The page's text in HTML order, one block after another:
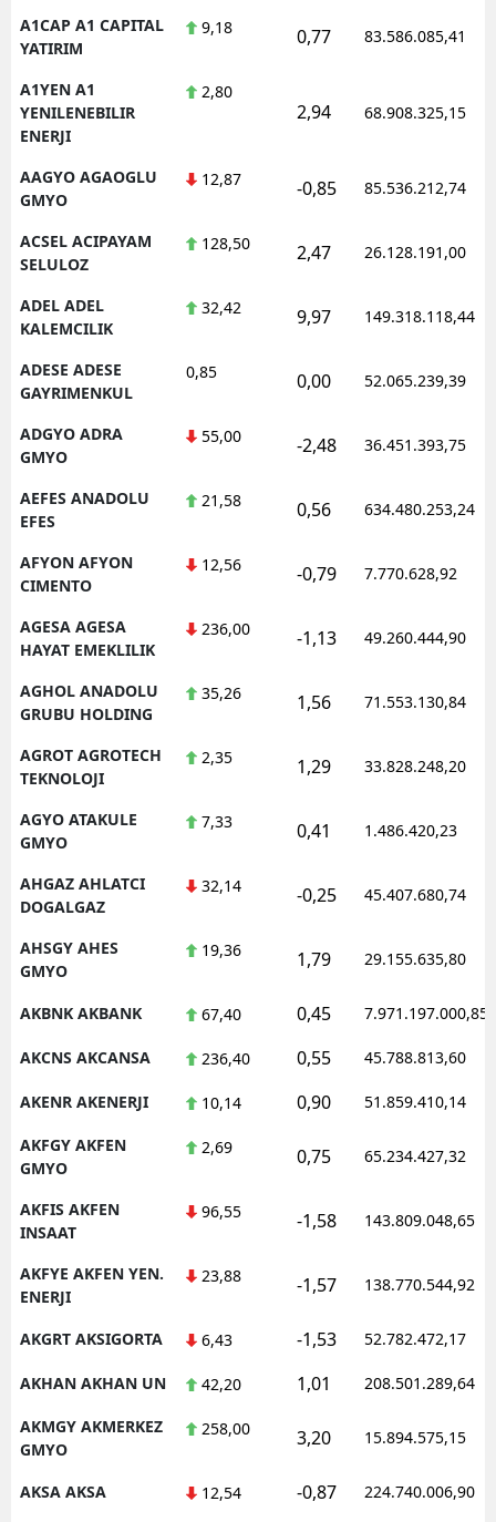
A1CAP A1 CAPITAL
YATIRIM
9,18 0,77 83.586.085,41
A1YEN A1
YENILENEBILIR
ENERJI
2,80
2,94 68.908.325,15
AAGYO AGAOGLU
GMYO
12,87 -0,85 85.536.212,74
ACSEL ACIPAYAM
SELULOZ
128,50 2,47 26.128.191,00
ADEL ADEL
KALEMCILIK
32,42 9,97 149.318.118,44
ADESE ADESE
GAYRIMENKUL
0,85 0,00 52.065.239,39
ADGYO ADRA
GMYO
55,00 -2,48 36.451.393,75
AEFES ANADOLU
EFES
21,58 0,56 634.480.253,24
AFYON AFYON
CIMENTO
12,56 -0,79 7.770.628,92
AGESA AGESA
HAYAT EMEKLILIK
236,00 -1,13 49.260.444,90
AGHOL ANADOLU
GRUBU HOLDING
35,26 1,56 71.553.130,84
AGROT AGROTECH
TEKNOLOJI
2,35 1,29 33.828.248,20
AGYO ATAKULE
GMYO
7,33 0,41 1.486.420,23
AHGAZ AHLATCI
DOGALGAZ
32,14 -0,25 45.407.680,74
AHSGY AHES
GMYO
19,36 1,79 29.155.635,80
AKBNK AKBANK 67,40 0,45 7.971.197.000,85
AKCNS AKCANSA 236,40 0,55 45.788.813,60
AKENR AKENERJI 10,14 0,90 51.859.410,14
AKFGY AKFEN
GMYO
2,69 0,75 65.234.427,32
AKFIS AKFEN
INSAAT
96,55 -1,58 143.809.048,65
AKFYE AKFEN YEN.
ENERJI
23,88 -1,57 138.770.544,92
AKGRT AKSIGORTA 6,43 -1,53 52.782.472,17
AKHAN AKHAN UN 42,20 1,01 208.501.289,64
AKMGY AKMERKEZ
GMYO
258,00 3,20 15.894.575,15
AKSA AKSA 12,54 -0,87 224.740.006,90